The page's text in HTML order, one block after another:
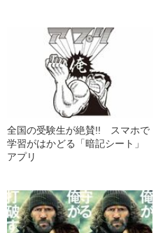
全国の受験生が絶賛!! スマホで
学習がはかどる「暗記シート」
アプリ